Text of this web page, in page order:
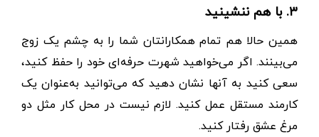
۳. با هم ننشینید
همین حالا هم تمام همکارانتان شما را به چشم یک زوج
می‌بینند. اگر می‌خواهید شهرت حرفه‌ای خود را حفظ کنید،
سعی کنید به آنها نشان دهید که می‌توانید به‌عنوان یک
کارمند مستقل عمل کنید. لازم نیست در محل کار مثل دو
مرغ‌ عشق رفتار کنید.